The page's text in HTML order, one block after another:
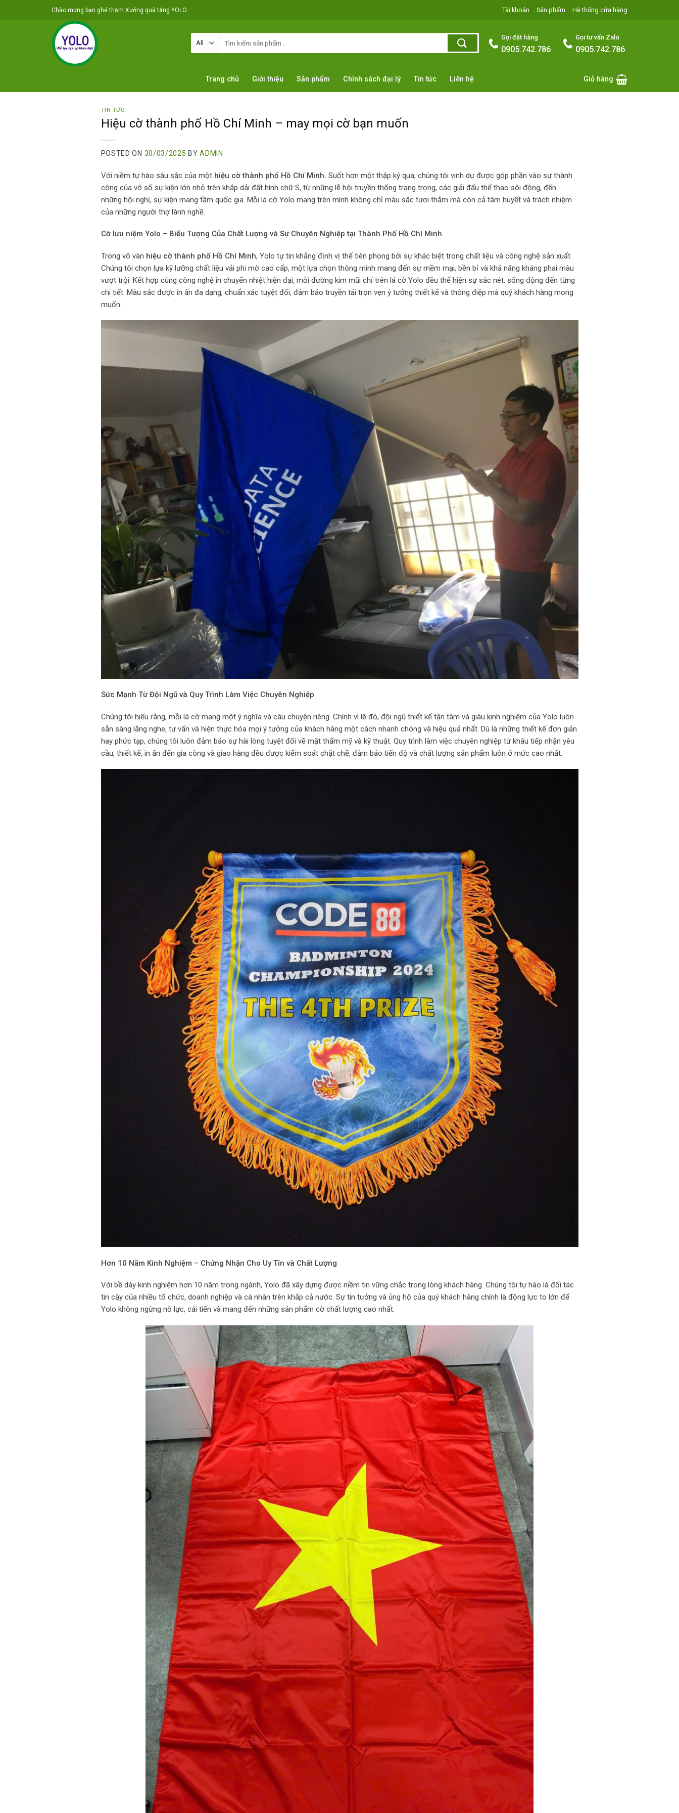
Chào mừng bạn ghé thăm Xưởng quà tặng YOLO Tài khoản Sản phẩm Hệ thống cửa hàng
Gọi đặt hàng
0905.742.786
Gọi tư vấn Zalo
0905.742.786
Trang chủ Giới thiệu Sản phẩm Chính sách đại lý Tin tức Liên hệ Giỏ hàng
TIN TỨC
Hiệu cờ thành phố Hồ Chí Minh – may mọi cờ bạn muốn
POSTED ON 30/03/2025 BYADMIN
Với niềm tự hào sâu sắc của một hiệu cờ thành phố Hồ Chí Minh. Suốt hơn một thập kỷ qua, chúng tôi vinh dự được góp phần vào sự thành
công của vô số sự kiện lớn nhỏ trên khắp dải đất hình chữ S, từ những lễ hội truyền thống trang trọng, các giải đấu thể thao sôi động, đến
những hội nghị, sự kiện mang tầm quốc gia. Mỗi lá cờ Yolo mang trên mình không chỉ màu sắc tươi thắm mà còn cả tâm huyết và trách nhiệm
của những người thợ lành nghề.
Cờ lưu niệm Yolo – Biểu Tượng Của Chất Lượng và Sự Chuyên Nghiệp tại Thành Phố Hồ Chí Minh
Trong vô vàn hiệu cờ thành phố Hồ Chí Minh, Yolo tự tin khẳng định vị thế tiên phong bởi sự khác biệt trong chất liệu và công nghệ sản xuất.
Chúng tôi chọn lựa kỹ lưỡng chất liệu vải phi mờ cao cấp, một lựa chọn thông minh mang đến sự mềm mại, bền bỉ và khả năng kháng phai màu
vượt trội. Kết hợp cùng công nghệ in chuyển nhiệt hiện đại, mỗi đường kim mũi chỉ trên lá cờ Yolo đều thể hiện sự sắc nét, sống động đến từng
chi tiết. Màu sắc được in ấn đa dạng, chuẩn xác tuyệt đối, đảm bảo truyền tải trọn vẹn ý tưởng thiết kế và thông điệp mà quý khách hàng mong
muốn.
Sức Mạnh Từ Đội Ngũ và Quy Trình Làm Việc Chuyên Nghiệp
Chúng tôi hiểu rằng, mỗi lá cờ mang một ý nghĩa và câu chuyện riêng. Chính vì lẽ đó, đội ngũ thiết kế tận tâm và giàu kinh nghiệm của Yolo luôn
sẵn sàng lắng nghe, tư vấn và hiện thực hóa mọi ý tưởng của khách hàng một cách nhanh chóng và hiệu quả nhất. Dù là những thiết kế đơn giản
hay phức tạp, chúng tôi luôn đảm bảo sự hài lòng tuyệt đối về mặt thẩm mỹ và kỹ thuật. Quy trình làm việc chuyên nghiệp từ khâu tiếp nhận yêu
cầu, thiết kế, in ấn đến gia công và giao hàng đều được kiểm soát chặt chẽ, đảm bảo tiến độ và chất lượng sản phẩm luôn ở mức cao nhất.
Hơn 10 Năm Kinh Nghiệm – Chứng Nhận Cho Uy Tín và Chất Lượng
Với bề dày kinh nghiệm hơn 10 năm trong ngành, Yolo đã xây dựng được niềm tin vững chắc trong lòng khách hàng. Chúng tôi tự hào là đối tác
tin cậy của nhiều tổ chức, doanh nghiệp và cá nhân trên khắp cả nước. Sự tin tưởng và ủng hộ của quý khách hàng chính là động lực to lớn để
Yolo không ngừng nỗ lực, cải tiến và mang đến những sản phẩm cờ chất lượng cao nhất.